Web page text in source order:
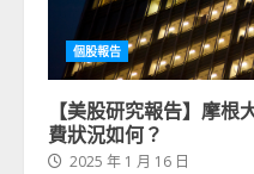
個股報告
【美股研究報告】摩
費狀況如何？
2025 年 1 月 16 日